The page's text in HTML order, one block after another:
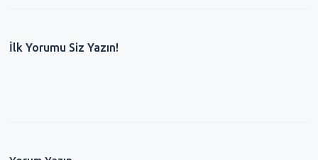
İlk Yorumu Siz Yazın!